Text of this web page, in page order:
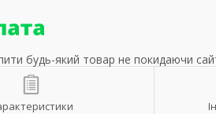
будь-який товар не покидаючи